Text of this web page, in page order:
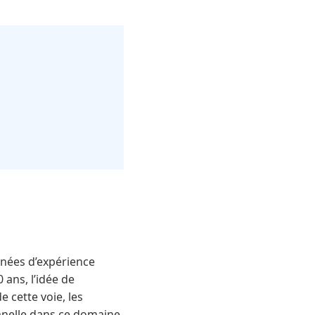
d’expérience
l’idée de
cette voie, les